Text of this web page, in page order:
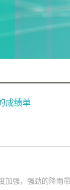
成绩单
加强，强劲的降雨